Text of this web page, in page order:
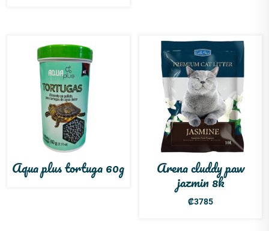
Aqua plus tortuga 60g Arena cluddy paw
jazmin 8k
₡3785